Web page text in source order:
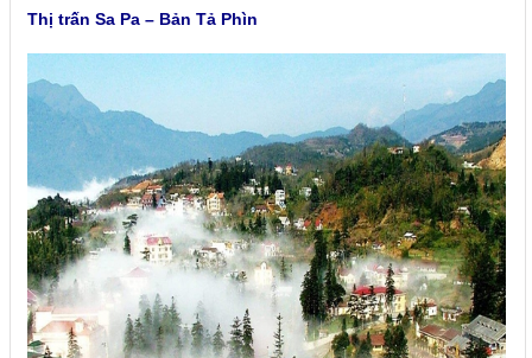
Thị trấn Sa Pa – Bản Tả Phìn